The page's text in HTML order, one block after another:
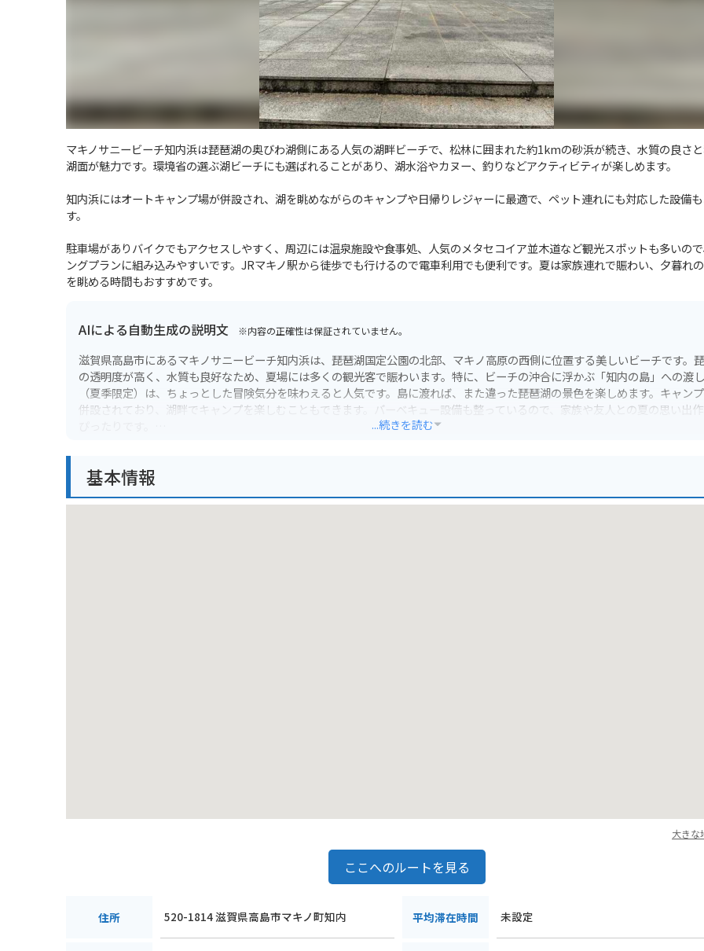
マキノサニービーチ知内浜は琵琶湖の奥びわ湖側にある人気の湖畔ビーチで、松林に囲まれた約1kmの砂浜が続き、水質の良さ
湖面が魅力です。環境省の選ぶ湖ビーチにも選ばれることがあり、湖水浴やカヌー、釣りなどアクティビティが楽しめます。
知内浜にはオートキャンプ場が併設され、湖を眺めながらのキャンプや日帰りレジャーに最適で、ペット連れにも対応した設備
す。
駐車場がありバイクでもアクセスしやすく、周辺には温泉施設や食事処、人気のメタセコイア並木道など観光スポットも多いの
ングプランに組み込みやすいです。JRマキノ駅から徒歩でも行けるので電車利用でも便利です。夏は家族連れで賑わい、夕暮れ
を眺める時間もおすすめです。
AIによる自動生成の説明文 ※内容の正確性は保証されていません。
滋賀県高島市にあるマキノサニービーチ知内浜は、琵琶湖国定公園の北部、マキノ高原の西側に位置する美しいビーチです。
の透明度が高く、水質も良好なため、夏場には多くの観光客で賑わいます。特に、ビーチの沖合に浮かぶ「知内の島」への渡
（夏季限定）は、ちょっとした冒険気分を味わえると人気です。島に渡れば、また違った琵琶湖の景色を楽しめます。キャン
併設されており、湖畔でキャンプを楽しむこともできます。バーベキュー設備も整っているので、家族や友人との夏の思い出
り）といった景色の良いルートを選ぶのがおすすめです。特に奥琵琶湖パークウェイは、カーブが多く走りごたえがあり、道
認が必要です。また、周辺にはメタセコイア並木など、バイクで走りたくなるような景勝地も点在しているので、立ち寄りス
...続きを読む
基本情報
大きな
ここへのルートを見る
住所 520-1814 滋賀県高島市マキノ町知内 平均滞在時間 未設定